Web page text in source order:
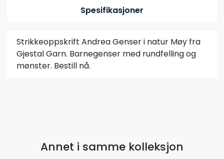
Spesifikasjoner
Strikkeoppskrift Andrea Genser i natur Møy fra
Gjestal Garn. Barnegenser med rundfelling og
mønster. Bestill nå.
Annet i samme kolleksjon